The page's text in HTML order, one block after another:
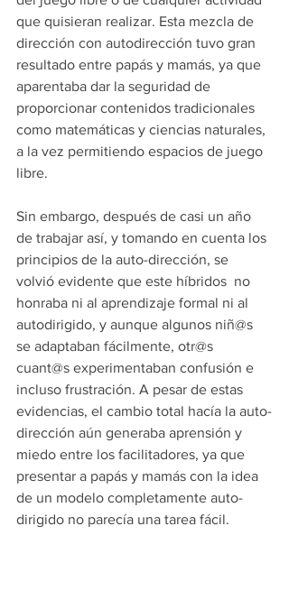
que quisieran realizar. Esta mezcla de
dirección con autodirección tuvo gran
resultado entre papás y mamás, ya que
aparentaba dar la seguridad de
proporcionar contenidos tradicionales
como matemáticas y ciencias naturales,
a la vez permitiendo espacios de juego
libre.
Sin embargo, después de casi un año
de trabajar así, y tomando en cuenta los
principios de la auto-dirección, se
volvió evidente que este híbridos  no
honraba ni al aprendizaje formal ni al
autodirigido, y aunque algunos niñ@s
se adaptaban fácilmente, otr@s
cuant@s experimentaban confusión e
incluso frustración. A pesar de estas
evidencias, el cambio total hacía la auto-
dirección aún generaba aprensión y
miedo entre los facilitadores, ya que
presentar a papás y mamás con la idea
de un modelo completamente auto-
dirigido no parecía una tarea fácil.